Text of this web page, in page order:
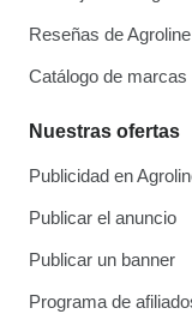
Reseñas de Agroline
Catálogo de marcas
Nuestras ofertas
Publicidad en
Publicar el anuncio
Publicar un banner
Programa de